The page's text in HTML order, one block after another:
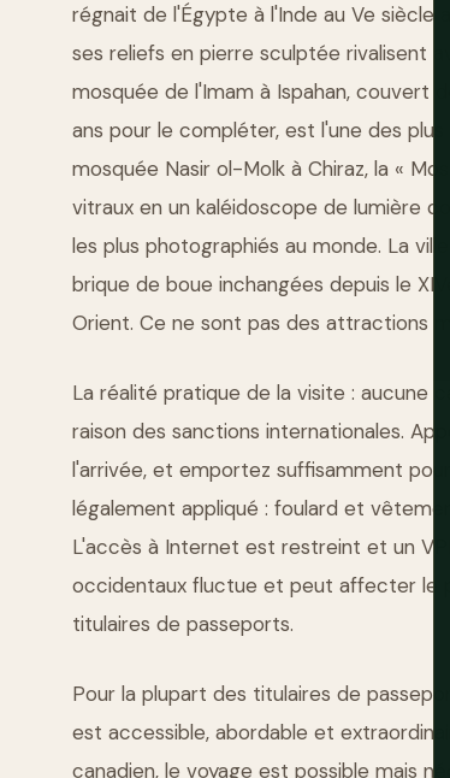
régnait de l'Égypte à l'Inde au Ve siècle
ses reliefs en pierre sculptée rivalisent
mosquée de l'Imam à Ispahan, couvert
ans pour le compléter, est l'une des
mosquée Nasir ol-Molk à Chiraz, la «
vitraux en un kaléidoscope de lumière
les plus photographiés au monde. La
brique de boue inchangées depuis le
Orient. Ce ne sont pas des attractions
La réalité pratique de la visite : aucune
raison des sanctions internationales.
l'arrivée, et emportez suffisamment
légalement appliqué : foulard et
L'accès à Internet est restreint et un
occidentaux fluctue et peut affecter le
titulaires de passeports.
Pour la plupart des titulaires de
est accessible, abordable et
canadien, le voyage est possible mais